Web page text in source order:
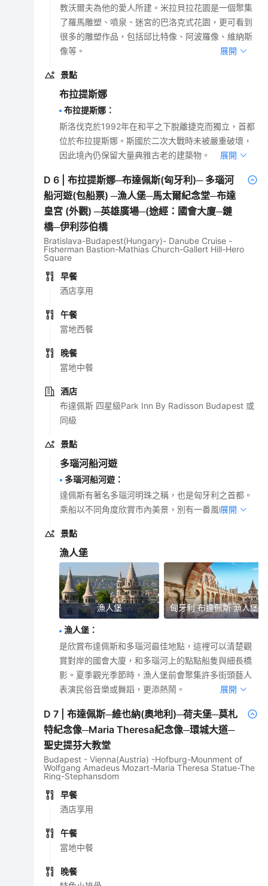
教沃爾夫為他的愛人所建。米拉貝拉花園是一個聚集
了羅馬雕塑、噴泉、迷宮的巴洛克式花園，更可看到
很多的雕塑作品，包括邱比特像、阿波羅像、維納斯
像等。
展開
景點
布拉提斯娜
布拉提斯娜 ：
斯洛伐克於1992年在和平之下脫離捷克而獨立，首都
位於布拉提斯娜。斯國於二次大戰時未被嚴重破壞，
因此境內仍保留大量典雅古老的建築物。
展開
D6 |布拉提斯娜─布達佩斯(匈牙利)─ 多瑙河
船河遊(包船票) ─漁人堡─馬太爾紀念堂─布達
皇宮 (外觀) ─英雄廣場─(途經：國會大廈─鏈
橋─伊利莎伯橋
Bratislava-Budapest(Hungary)- Danube Cruise -
Fisherman Bastion-Mathias Church-Gallert Hill-Hero
Square
早餐
酒店享用
午餐
當地西餐
晚餐
當地中餐
酒店
布達佩斯 四星級Park Inn By Radisson Budapest 或
同級
景點
多瑙河船河遊
多瑙河船河遊 ：
達佩斯有著名多瑙河明珠之稱，也是匈牙利之首都。
乘船以不同角度欣賞市內美景，別有一番風味。
展開
景點
漁人堡
漁人堡 匈牙利 布達佩斯 漁人堡
漁人堡 ：
是欣賞布達佩斯和多瑙河最佳地點，這裡可以清楚觀
賞對岸的國會大廈，和多瑙河上的點點船隻與細長橋
影。夏季觀光季節時，漁人堡前會聚集許多街頭藝人
表演民俗音樂或舞蹈，更添熱鬧。
展開
D7 |布達佩斯─維也納(奧地利)─荷夫堡─莫札
特紀念像─Maria Theresa紀念像─環城大道─
聖史提芬大教堂
Budapest - Vienna(Austria) -Hofburg-Mounment of
Wolfgang Amadeus Mozart-Maria Theresa Statue-The
Ring-Stephansdom
早餐
酒店享用
午餐
當地中餐
晚餐